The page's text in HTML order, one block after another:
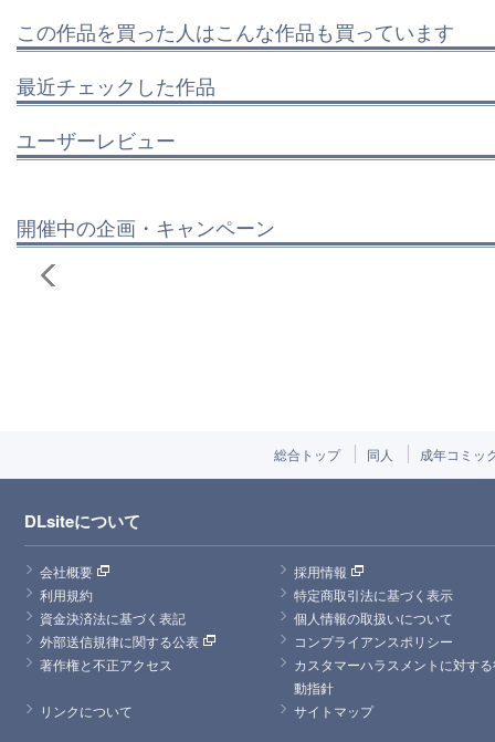
この作品を買った人はこんな作品も買っています
最近チェックした作品
ユーザーレビュー
開催中の企画・キャンペーン
総合トップ 同人 成年コミッ
DLsiteについて
会社概要
採用情報
利用規約
特定商取引法に基づく表示
資金決済法に基づく表記
個人情報の取扱いについて
外部送信規律に関する公表
コンプライアンスポリシー
著作権と不正アクセス
カスタマーハラスメントに対す
動指針
リンクについて
サイトマップ